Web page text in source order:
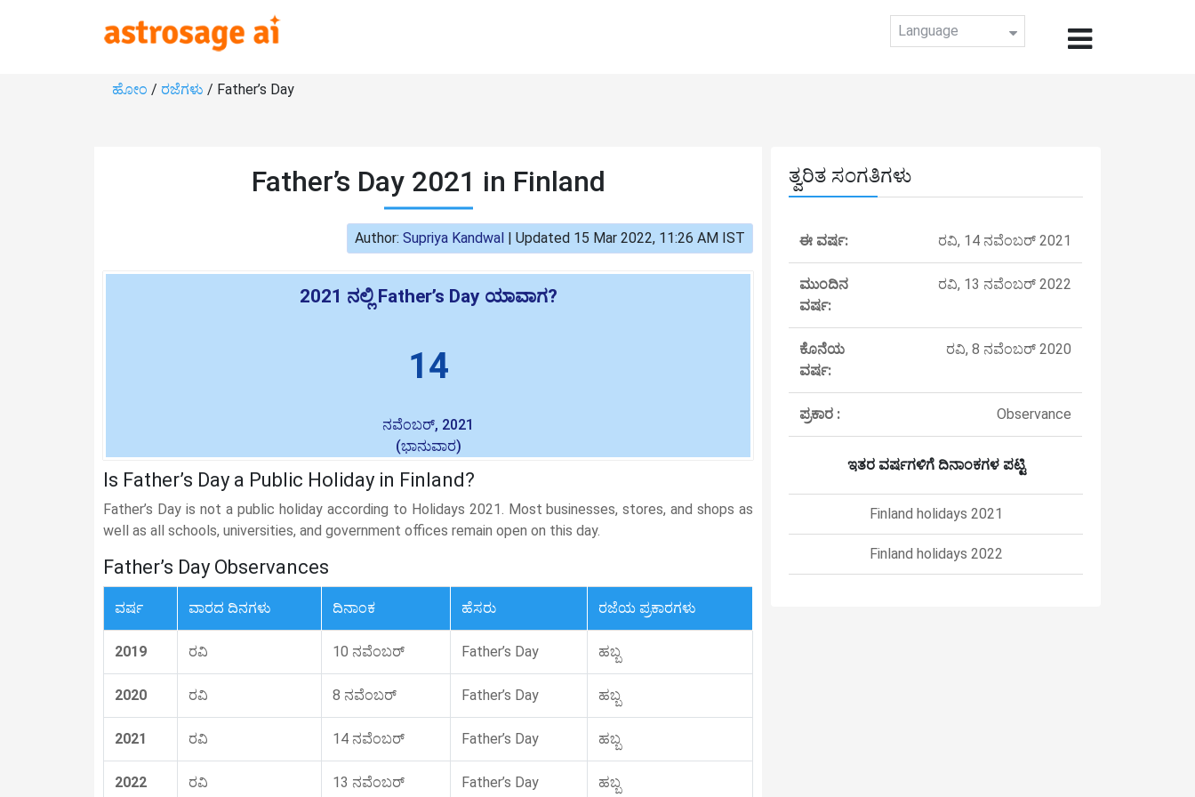
Language
ಹೋಂ / ರಜೆಗಳು / Father’s Day
Father’s Day 2021 in Finland
Author:Supriya Kandwal |Updated 15 Mar 2022, 11:26 AM IST
2021 ನಲ್ಲಿ Father’s Day ಯಾವಾಗ?
14
ನವೆಂಬರ್, 2021
(ಭಾನುವಾರ)
Is Father’s Day a Public Holiday in Finland?
Father’s Day is not a public holiday according to Holidays 2021. Most businesses, stores, and shops as
well as all schools, universities, and government offices remain open on this day.
Father’s Day Observances
ವರ್ಷ ವಾರದ ದಿನಗಳು ದಿನಾಂಕ ಹೆಸರು ರಜೆಯ ಪ್ರಕಾರಗಳು
2019 ರವಿ 10 ನವೆಂಬರ್ Father’s Day ಹಬ್ಬ
2020 ರವಿ 8 ನವೆಂಬರ್ Father’s Day ಹಬ್ಬ
2021 ರವಿ 14 ನವೆಂಬರ್ Father’s Day ಹಬ್ಬ
2022 ರವಿ 13 ನವೆಂಬರ್ Father’s Day ಹಬ್ಬ
ತ್ವರಿತ ಸಂಗತಿಗಳು
ಈ ವರ್ಷ: ರವಿ, 14 ನವೆಂಬರ್ 2021
ಮುಂದಿನ
ವರ್ಷ:
ರವಿ, 13 ನವೆಂಬರ್ 2022
ಕೊನೆಯ
ವರ್ಷ:
ರವಿ, 8 ನವೆಂಬರ್ 2020
ಪ್ರಕಾರ : Observance
ಇತರ ವರ್ಷಗಳಿಗೆ ದಿನಾಂಕಗಳ ಪಟ್ಟಿ
Finland holidays 2021
Finland holidays 2022